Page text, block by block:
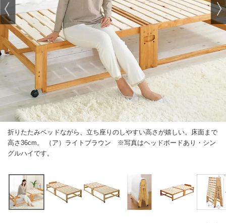
折りたたみベッドながら、立ち座りのしやすい高さが嬉しい。床面まで
高さ36cm。 （ア）ライトブラウン ※写真はヘッドボードあり・シン
グルハイです。